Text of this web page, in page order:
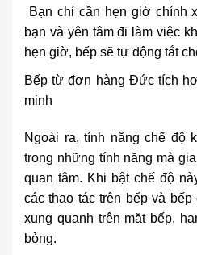
Bạn chỉ cần hẹn giờ chính
bạn và yên tâm đi làm việc
hẹn giờ, bếp sẽ tự động tắt
Bếp từ đơn hàng Đức tích
minh
Ngoài ra, tính năng chế độ
trong những tính năng mà
quan tâm. Khi bật chế độ
các thao tác trên bếp và
xung quanh trên mặt bếp,
bỏng.